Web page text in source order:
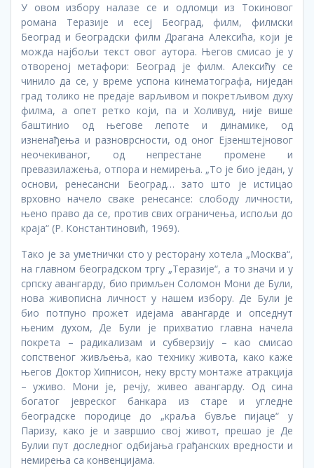
У овом избору налазе се и одломци из Токиновог
романа Теразије и есеј Београд, филм, филмски
Београд и београдски филм Драгана Алексића, који је
можда најбољи текст овог аутора. Његов смисао је у
отвореној метафори: Београд је филм. Алексићу се
чинило да се, у време успона кинематографа, ниједан
град толико не предаје варљивом и покретљивом духу
филма, а опет ретко који, па и Холивуд, није више
баштинио од његове лепоте и динамике, од
изненађења и разноврсности, од оног Ејзенштејновог
неочекиваног, од непрестане промене и
превазилажења, отпора и немирења. „То је био један, у
основи, ренесансни Београд… зато што је истицао
врховно начело сваке ренесансе: слободу личности,
њено право да се, против свих ограничења, испољи до
краја“ (Р. Константиновић, 1969).
Тако је за уметнички сто у ресторану хотела „Москва“,
на главном београдском тргу „Теразије“, а то значи и у
српску авангарду, био примљен Соломон Мони де Були,
нова живописна личност у нашем избору. Де Були је
био потпуно прожет идејама авангарде и опседнут
њеним духом, Де Були је прихватио главна начела
покрета – радикализам и субверзију – као смисао
сопственог живљења, као технику живота, како каже
његов Доктор Хипнисон, неку врсту монтаже атракција
– уживо. Мони је, речју, живео авангарду. Од сина
богатог јевреског банкара из старе и угледне
београдске породице до „краља бувље пијаце“ у
Паризу, како је и завршио свој живот, прешао је Де
Булии пут доследног одбијања грађанских вредности и
немирења са конвенцијама.